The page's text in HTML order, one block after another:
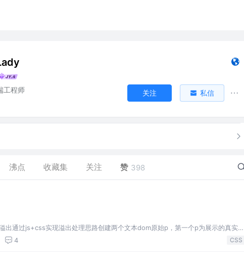
工程师 关注 私信
沸点 收藏集 关注 赞 398
出通过js+css实现溢出处理思路创建两个文本dom原始p，第一个p为展示的真实内
domsecondPHeight(隐藏p元素的高度)>
4 CSS